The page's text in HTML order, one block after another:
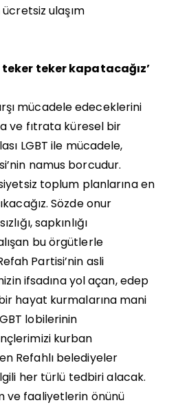
ulaşım
teker teker kapatacağız’
mücadele edeceklerini
ve fıtrata küresel bir
LGBT ile mücadele,
namus borcudur.
toplum planlarına en
Sözde onur
sapkınlığı
bu örgütlerle
Partisi’nin asli
ifsadına yol açan, edep
hayat kurmalarına mani
lobilerinin
kurban
Refahlı belediyeler
her türlü tedbiri alacak.
ve faaliyetlerin önünü